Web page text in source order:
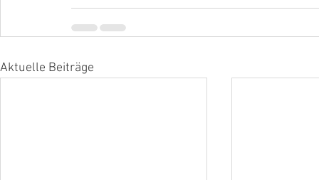
Aktuelle Beiträge